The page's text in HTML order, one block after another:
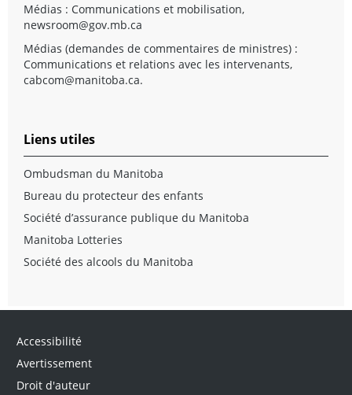
Médias : Communications et mobilisation,
newsroom@gov.mb.ca
Médias (demandes de commentaires de ministres) :
Communications et relations avec les intervenants,
cabcom@manitoba.ca.
Liens utiles
Ombudsman du Manitoba
Bureau du protecteur des enfants
Société d’assurance publique du Manitoba
Manitoba Lotteries
Société des alcools du Manitoba
Accessibilité
Avertissement
Droit d'auteur